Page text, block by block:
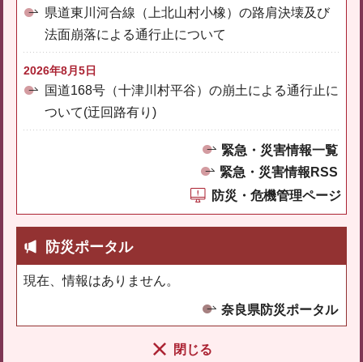
県道東川河合線（上北山村小橡）の路肩決壊及び
法面崩落による通行止について
2026年8月5日
国道168号（十津川村平谷）の崩土による通行止に
ついて(迂回路有り)
緊急・災害情報一覧
緊急・災害情報RSS
防災・危機管理ページ
防災ポータル
現在、情報はありません。
奈良県防災ポータル
閉じる